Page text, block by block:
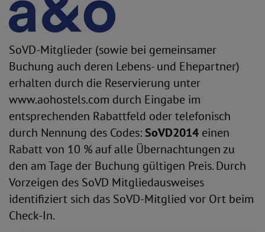
SoVD-Mitglieder (sowie bei gemeinsamer
Buchung auch deren Lebens- und Ehepartner)
erhalten durch die Reservierung unter
www.aohostels.com durch Eingabe im
entsprechenden Rabattfeld oder telefonisch
durch Nennung des Codes: SoVD2014 einen
Rabatt von 10 % auf alle Übernachtungen zu
den am Tage der Buchung gültigen Preis. Durch
Vorzeigen des SoVD Mitgliedausweises
identifiziert sich das SoVD-Mitglied vor Ort beim
Check-In.